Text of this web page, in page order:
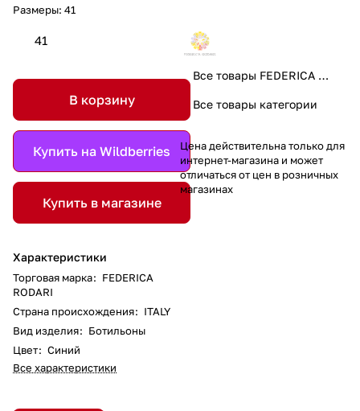
Размеры: 41
41
В корзину
Купить на Wildberries
Купить в магазине
Характеристики
Торговая марка: FEDERICA
RODARI
Страна происхождения: ITALY
Вид изделия: Ботильоны
Цвет: Синий
Все характеристики
Все товары FEDERICA RODARI
Все товары категории
Цена действительна только для
интернет-магазина и может
отличаться от цен в розничных
магазинах